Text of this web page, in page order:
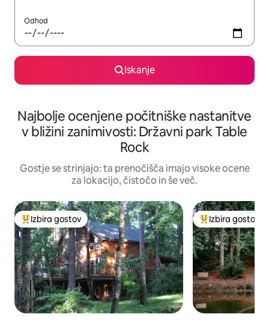
Odhod
Iskanje
Najbolje ocenjene počitniške nastanitve
v bližini zanimivosti: Državni park Table
Rock
Gostje se strinjajo: ta prenočišča imajo visoke ocene
za lokacijo, čistočo in še več.
Najbolj priljubljena prenočišča z značko »Izbira gostov«
Izbira gostov Najbolj
Izbira gostov